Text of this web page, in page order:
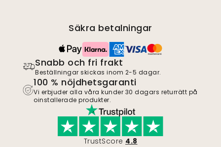
Säkra betalningar
Snabb och fri frakt
Beställningar skickas inom 2-5 dagar.
100 % nöjdhetsgaranti
Vi erbjuder alla våra kunder 30 dagars returrätt på
oinstallerade produkter.
TrustScore 4.8